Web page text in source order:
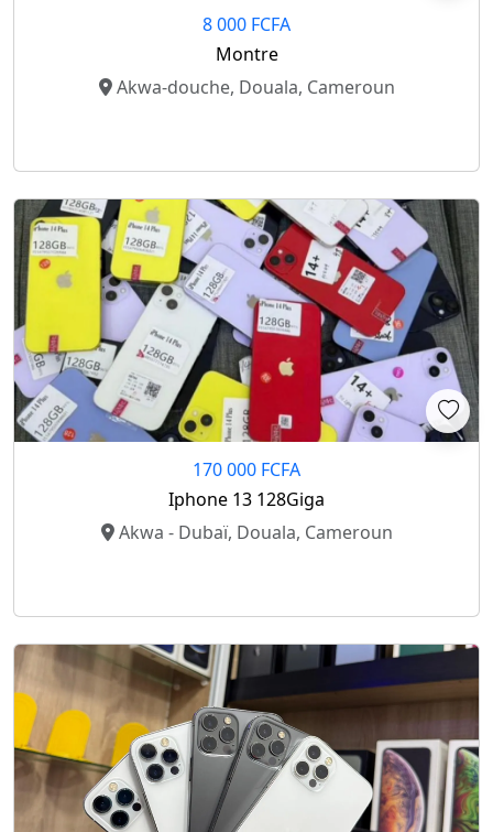
8 000 FCFA
Montre
Akwa-douche, Douala, Cameroun
170 000 FCFA
Iphone 13 128Giga
Akwa - Dubaï, Douala, Cameroun